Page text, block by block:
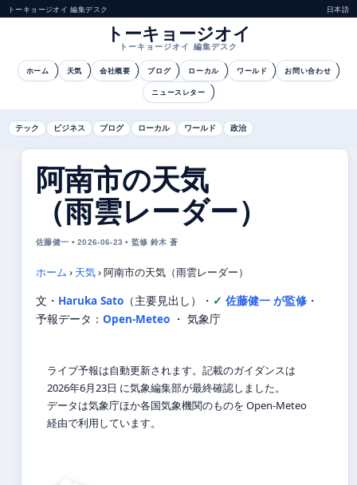
トーキョージオイ 編集デスク 日本語
トーキョージオイ
トーキョージオイ 編集デスク
ホーム 天気 会社概要 ブログ ローカル ワールド お問い合わせ
ニュースレター
テック ビジネス ブログ ローカル ワールド 政治
阿南市の天気
（雨雲レーダー）
佐藤健一 • 2026-06-23 • 監修 鈴木 蒼
ホーム › 天気›阿南市の天気（雨雲レーダー）
文・ Haruka Sato （主要見出し） ・ 佐藤健一 が監修 ・
予報データ： Open-Meteo ・ 気象庁
ライブ予報は自動更新されます。記載のガイダンスは
2026年6月23日 に気象編集部が最終確認しました。
データは気象庁ほか各国気象機関のものを Open-Meteo
経由で利用しています。